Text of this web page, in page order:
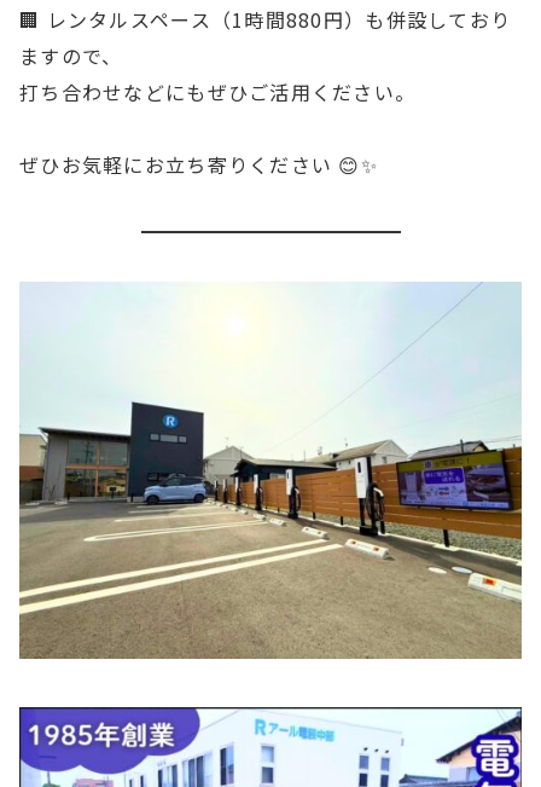
🏢 レンタルスペース（1時間880円）も併設しており
ますので、
打ち合わせなどにもぜひご活用ください。
ぜひお気軽にお立ち寄りください 😊✨